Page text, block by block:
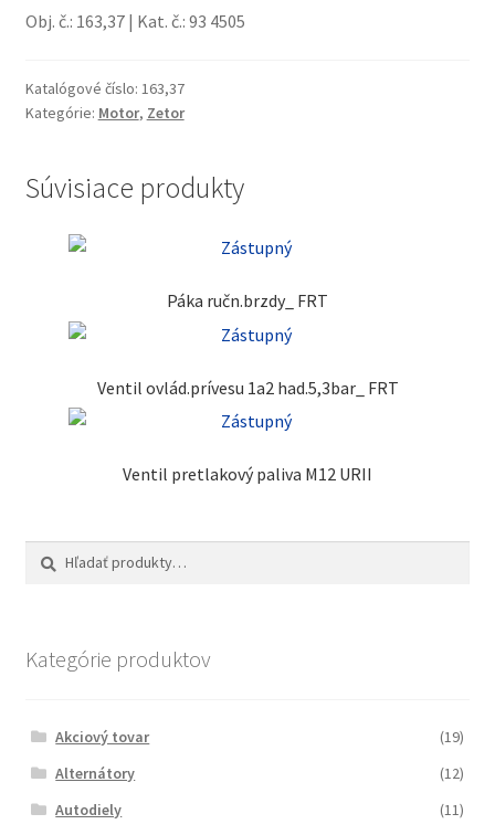
Obj. č.: 163,37 | Kat. č.: 93 4505
Katalógové číslo: 163,37
Kategórie: Motor, Zetor
Súvisiace produkty
Páka ručn.brzdy_ FRT
Ventil ovlád.prívesu 1a2 had.5,3bar_ FRT
Ventil pretlakový paliva M12 URII
Hľadať:
Vyhľadávanie
Kategórie produktov
Akciový tovar
(19)
Alternátory
(12)
Autodiely
(11)